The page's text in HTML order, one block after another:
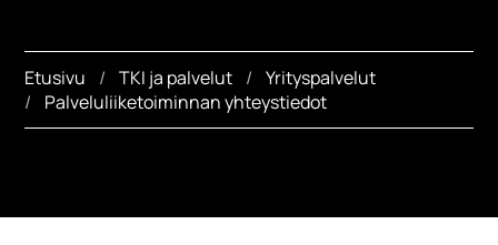
Etusivu TKI ja palvelut
Yrityspalvelut
Palveluliiketoiminnan yhteystiedot